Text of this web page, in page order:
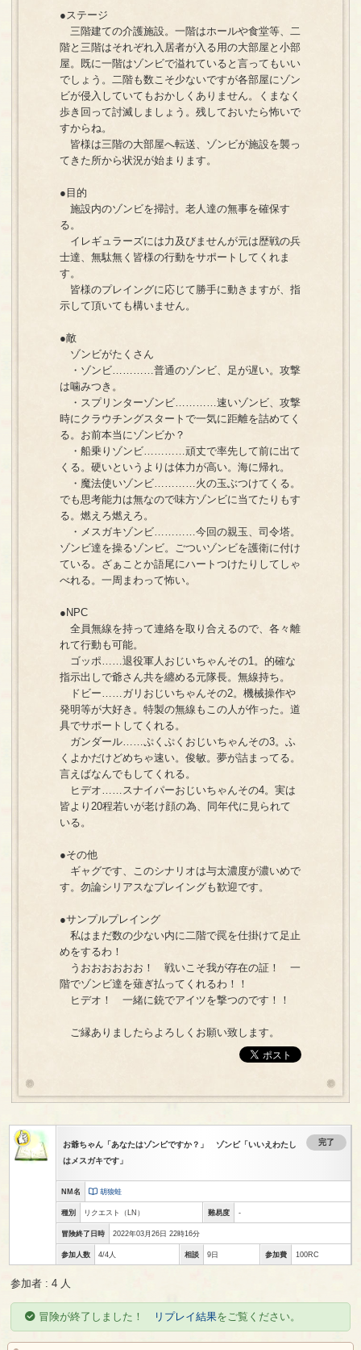
●ステージ
三階建ての介護施設。一階はホールや食堂等、二
階と三階はそれぞれ入居者が入る用の大部屋と小部
屋。既に一階はゾンビで溢れていると言ってもいい
でしょう。二階も数こそ少ないですが各部屋にゾン
ビが侵入していてもおかしくありません。くまなく
歩き回って討滅しましょう。残しておいたら怖いで
すからね。
皆様は三階の大部屋へ転送、ゾンビが施設を襲っ
てきた所から状況が始まります。
●目的
施設内のゾンビを掃討。老人達の無事を確保す
る。
イレギュラーズには力及びませんが元は歴戦の兵
士達、無駄‪無く皆様の行動をサポートしてくれま
す。
皆様のプレイングに応じて勝手に動きますが、指
示して頂いても構いません。
●敵
ゾンビがたくさん
・ゾンビ…………普通のゾンビ、足が遅い。攻撃
は噛みつき。
・スプリンターゾンビ…………速いゾンビ、攻撃
時にクラウチングスタートで一気に距離を詰めてく
る。お前本当にゾンビか？
・船乗りゾンビ…………頑丈で率先して前に出て
くる。硬いというよりは体力が高い。海に帰れ。
・魔法使いゾンビ…………火の玉ぶつけてくる。
でも思考能力は無なので味方ゾンビに当てたりもす
る。燃えろ燃えろ。
・メスガキゾンビ…………今回の親玉、司令塔。
ゾンビ達を操るゾンビ。ごついゾンビを護衛に付け
ている。ざぁことか語尾にハートつけたりしてしゃ
べれる。一周まわって怖い。
●NPC
全員無線を持って連絡を取り合えるので、各々離
れて行動も可能。
ゴッポ……退役軍人おじいちゃんその1。的確な
指示出しで爺さん共を纏める元隊長。無線持ち。
ドビー……ガリおじいちゃんその2。機械操作や
発明等が大好き。特製の無線もこの人が作った。道
具でサポートしてくれる。
ガンダール……ぷくぷくおじいちゃんその3。ふ
くよかだけどめちゃ速い。俊敏。夢が詰まってる。
言えばなんでもしてくれる。
ヒデオ……スナイパーおじいちゃんその4。実は
皆より20程若いが老け顔の為、同年代に見られて
いる。
●その他
ギャグです、このシナリオは与太濃度が濃いめで
す。勿論シリアスなプレイングも歓迎です。
●サンプルプレイング
私はまだ数の少ない内に二階で罠を仕掛けて足止
めをするわ！
うおおおおおお！ 戦いこそ我が存在の証！ 一
階でゾンビ達を薙ぎ払ってくれるわ！！
ヒデオ！ 一緒に銃でアイツを撃つのです！！
ご縁ありましたらよろしくお願い致します。
お爺ちゃん「あなたはゾンビですか？」 ゾンビ「いいえわたし
はメスガキです」
完了
NM名 胡狼蛙
種別 リクエスト （LN） 難易度 -
冒険終了日時 2022年03月26日 22時16分
参加人数 4/4人 相談 9日 参加費 100RC
参加者 : 4 人
冒険が終了しました！ リプレイ結果をご覧ください。